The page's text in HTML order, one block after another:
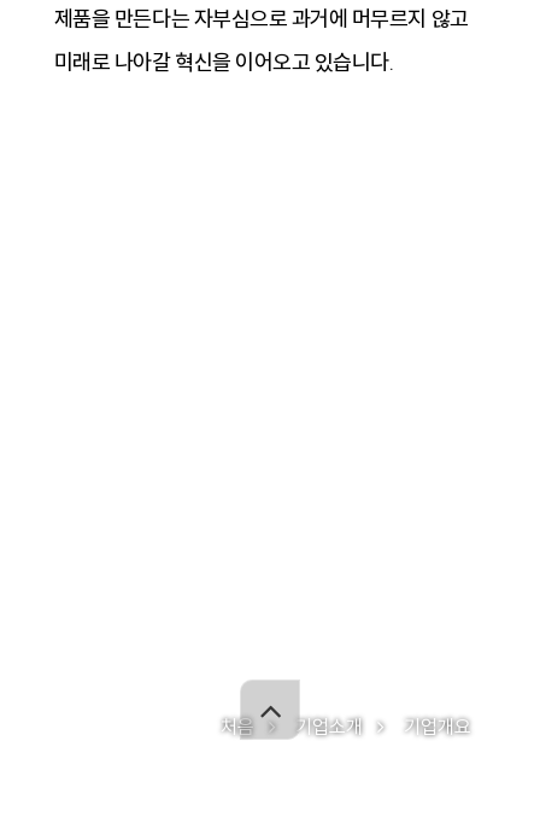
처음 기업소개 기업개요
제품을 만든다는 자부심으로 과거에 머무르지 않고
미래로 나아갈 혁신을 이어오고 있습니다.